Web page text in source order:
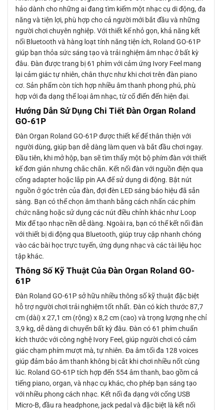
hảo dành cho những ai đang tìm kiếm một nhạc cụ di động, đa
năng và tiện lợi, phù hợp cho cả người mới bắt đầu và những
người chơi chuyên nghiệp. Với thiết kế nhỏ gọn, khả năng kết
nối Bluetooth và hàng loạt tính năng tiện ích, Roland GO-61P
giúp bạn thỏa sức sáng tạo và trải nghiệm âm nhạc ở bất kỳ
đâu. Đàn được trang bị 61 phím với cảm ứng Ivory Feel mang
lại cảm giác tự nhiên, chân thực như khi chơi trên đàn piano
cơ. Sản phẩm còn tích hợp nhiều âm thanh phong phú, phù
hợp với đa dạng thể loại âm nhạc, từ cổ điển đến hiện đại.
Hướng Dẫn Sử Dụng Chi Tiết Đàn Organ Roland
GO-61P
Đàn Organ Roland GO-61P được thiết kế để thân thiện với
người dùng, giúp bạn dễ dàng làm quen và bắt đầu chơi ngay.
Đầu tiên, khi mở hộp, bạn sẽ tìm thấy một bộ phím đàn với thiết
kế đơn giản nhưng chắc chắn. Kết nối đàn với nguồn điện qua
cổng adapter hoặc lắp pin AA để sử dụng di động. Bật nút
nguồn ở góc trên của đàn, đợi đèn LED sáng báo hiệu đã sẵn
sàng. Bạn có thể chọn âm thanh bằng cách nhấn các phím
chức năng hoặc sử dụng các nút điều chỉnh khác như Loop
Mix để tạo nhạc nền dễ dàng. Ngoài ra, bạn có thể kết nối đàn
với thiết bị di động qua Bluetooth, giúp truy cập nhanh chóng
vào các bài học trực tuyến, ứng dụng nhạc và các tài liệu học
tập khác.
Thông Số Kỹ Thuật Của Đàn Organ Roland GO-
61P
Đàn Roland GO-61P sở hữu nhiều thông số kỹ thuật đặc biệt
hỗ trợ người chơi trải nghiệm tốt nhất. Đàn có kích thước 87,7
cm (dài) x 27,1 cm (rộng) x 8,2 cm (cao) và trọng lượng nhẹ chỉ
3,9 kg, dễ dàng di chuyển bất kỳ đâu. Đàn có 61 phím chuẩn
kích thước với công nghệ Ivory Feel, giúp người chơi có cảm
giác chạm phím mượt mà, tự nhiên. Đa âm tối đa 128 voices
giúp đảm bảo âm thanh không bị cắt khi chơi nhiều nốt cùng
lúc. Roland GO-61P tích hợp đến 554 âm thanh, bao gồm cả
tiếng piano, organ, và nhạc cụ khác, cho phép bạn sáng tạo
với nhiều phong cách nhạc. Kết nối đa dạng với cổng USB
Micro-B, đầu ra headphone, jack pedal và đặc biệt là kết nối